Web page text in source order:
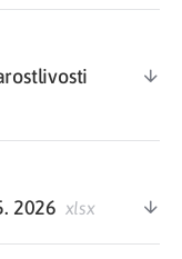
2026 xlsx